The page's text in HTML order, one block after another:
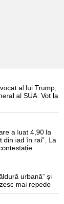
al lui Trump,
al SUA. Vot la
a luat 4,90 la
din iad în rai”. La
urbană” și
mai repede